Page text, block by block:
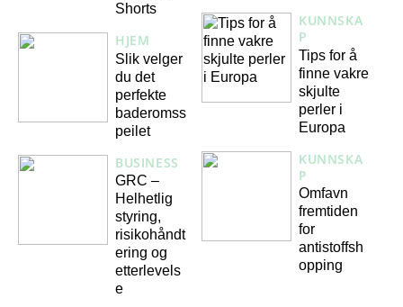
Shorts
HJEM
Slik velger
du det
perfekte
baderomss
peilet
BUSINESS
GRC –
Helhetlig
styring,
risikohåndt
ering og
etterlevels
e
KUNNSKA
P
Tips for å
finne vakre
skjulte
perler i
Europa
KUNNSKA
P
Omfavn
fremtiden
for
antistoffsh
opping